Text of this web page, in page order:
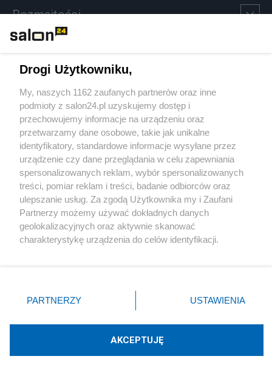
Rozmaitości
Sport
Społeczeństwo
Kultura
X Facebook Instagram Youtube
Technologię dostarcza:W3media.pl
Drogi Użytkowniku,
My, naszych 1162 zaufanych partnerów oraz inne
podmioty z salon24.pl uzyskujemy dostęp i
przechowujemy informacje na urządzeniu oraz
przetwarzamy dane osobowe, takie jak unikalne
identyfikatory, standardowe informacje wysyłane przez
urządzenie czy dane przeglądania w celu zapewniania
spersonalizowanych reklam, wybór spersonalizowanych
treści, pomiar reklam i treści, badanie odbiorców oraz
ulepszanie usług. Za zgodą Użytkownika my i Zaufani
Partnerzy możemy używać dokładnych danych
geolokalizacyjnych oraz aktywnie skanować
charakterystykę urządzenia do celów identyfikacji.
zmienić/wycofać klikając przycisk ustawień prywatności
znajdujący się w lewym dolnym rogu strony
rodzaje przetwarzania danych nie wymagają zgody
użytkownika, ale masz prawo sprzeciwić się takiemu
PARTNERZY USTAWIENIA
AKCEPTUJĘ